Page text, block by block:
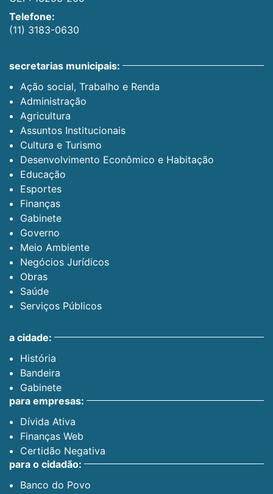
Telefone:
(11) 3183-0630
secretarias municipais:
Ação social, Trabalho e Renda
Administração
Agricultura
Assuntos Institucionais
Cultura e Turismo
Desenvolvimento Econômico e Habitação
Educação
Esportes
Finanças
Gabinete
Governo
Meio Ambiente
Negócios Jurídicos
Obras
Saúde
Serviços Públicos
a cidade:
História
Bandeira
Gabinete
para empresas:
Dívida Ativa
Finanças Web
Certidão Negativa
para o cidadão:
Banco do Povo